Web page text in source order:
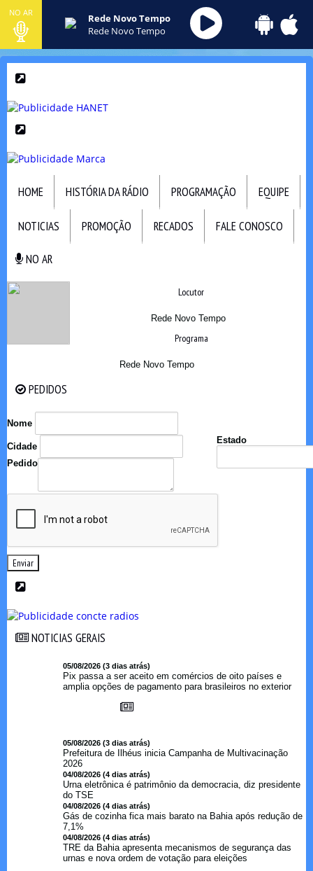
NO AR
Rede Novo Tempo
Rede Novo Tempo
HOME HISTÓRIA DA RÁDIO PROGRAMAÇÃO EQUIPE
NOTICIAS PROMOÇÃO RECADOS FALE CONOSCO
NO AR
Locutor
Rede Novo Tempo
Programa
Rede Novo Tempo
PEDIDOS
Nome
Cidade
Estado
Pedido
Enviar
NOTICIAS GERAIS
05/08/2026 (3 dias atrás)
Pix passa a ser aceito em comércios de oito países e
amplia opções de pagamento para brasileiros no exterior
05/08/2026 (3 dias atrás)
Prefeitura de Ilhéus inicia Campanha de Multivacinação
2026
04/08/2026 (4 dias atrás)
Urna eletrônica é patrimônio da democracia, diz presidente
do TSE
04/08/2026 (4 dias atrás)
Gás de cozinha fica mais barato na Bahia após redução de
7,1%
04/08/2026 (4 dias atrás)
TRE da Bahia apresenta mecanismos de segurança das
urnas e nova ordem de votação para eleições